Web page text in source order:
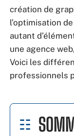
création de
l’optimisation
autant
une agence
Voici les
professionnels